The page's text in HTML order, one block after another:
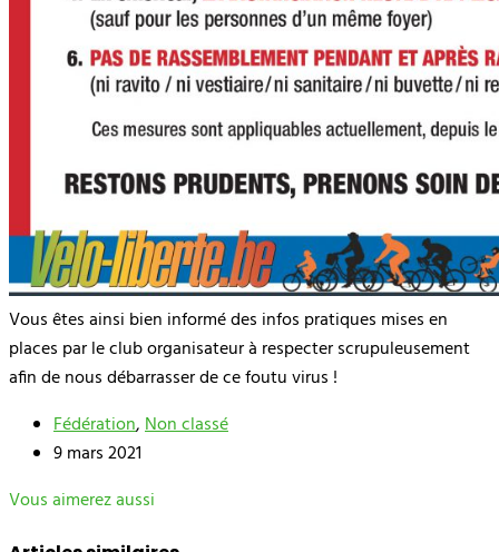
Vous êtes ainsi bien informé des infos pratiques mises en
places par le club organisateur à respecter scrupuleusement
afin de nous débarrasser de ce foutu virus !
Fédération,Non classé
9 mars 2021
Vous aimerez aussi